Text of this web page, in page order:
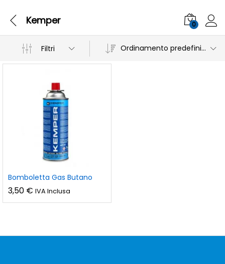
Kemper 0
Filtri Ordinamento predefinito
Bomboletta Gas Butano
3,50 € IVA Inclusa